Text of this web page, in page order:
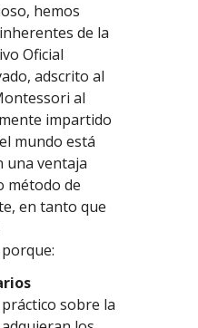
hemos
de la
Oficial
adscrito al
al
impartido
mundo está
una ventaja
método de
en tanto que
sobre la